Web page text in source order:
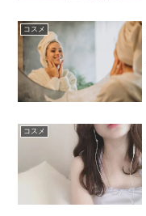
コスメ
コスメ